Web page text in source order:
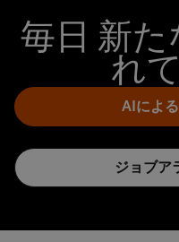
毎日 新た
れ
AIによ
ジョブア